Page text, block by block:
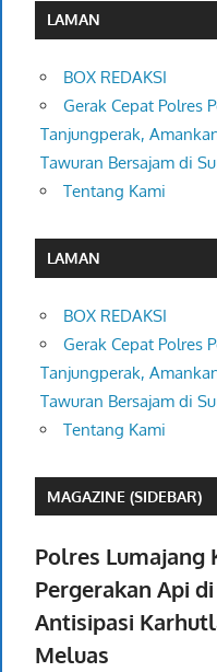
LAMAN
BOX REDAKSI
Gerak Cepat Polres
Tanjungperak,
Tawuran Bersajam di
Tentang Kami
LAMAN
BOX REDAKSI
Gerak Cepat Polres
Tanjungperak,
Tawuran Bersajam di
Tentang Kami
MAGAZINE (SIDEBAR)
Polres Lumajang
Pergerakan Api
Antisipasi
Meluas